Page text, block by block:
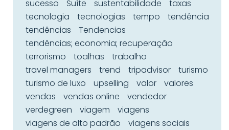
sucesso
Suíte sustentabilidade
taxas
tecnologia
tecnologias tempo
tendência
tendências
Tendencias
tendências; economia; recuperação
terrorismo
toalhas
trabalho
travel managers
trend tripadvisor
turismo
turismo de luxo
upselling valor
valores
vendas
vendas online
vendedor
verdegreen
viagem
viagens
viagens de alto padrão
viagens sociais